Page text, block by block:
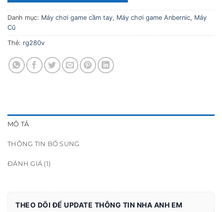
Danh mục: Máy chơi game cầm tay, Máy chơi game Anbernic, Máy
Cũ
Thẻ: rg280v
MÔ TẢ
THÔNG TIN BỔ SUNG
ĐÁNH GIÁ (1)
THEO DÕI ĐỂ UPDATE THÔNG TIN NHA ANH EM